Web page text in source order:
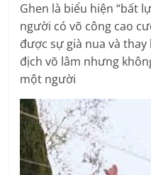
Ghen là biểu hiện “bất
người có võ công cao
được sự già nua và
địch võ lâm nhưng
một người